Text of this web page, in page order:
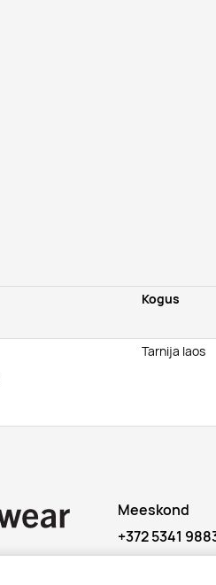
Kogus
Tarnija laos
Meeskond
+372 5341